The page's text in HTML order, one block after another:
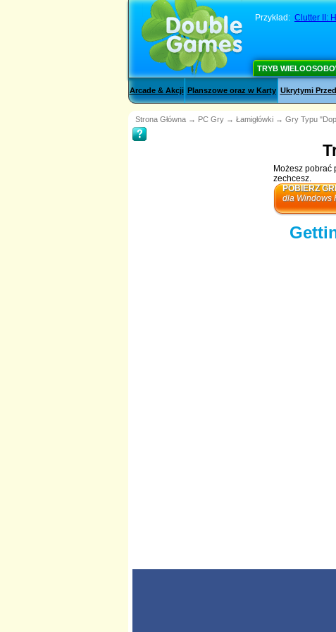
Przykład: Clutter II:
TRYB
Arcade & Akcji Planszowe oraz w Karty Ukrytymi
Strona Główna → PC Gry → Łamigłówki → Gry Typu
Możesz pobrać
zechcesz.
POBIERZ
dla Windows